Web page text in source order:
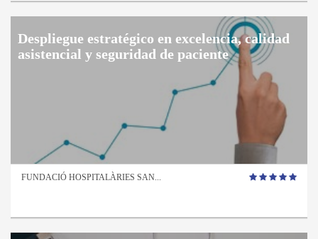
Despliegue estratégico en excelencia, calidad
asistencial y seguridad de paciente
FUNDACIÓ HOSPITALÀRIES SAN...